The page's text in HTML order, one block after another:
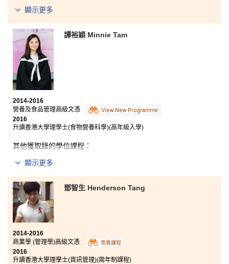
香港城市大學社會科學學士 - 犯罪學(高年級入學)
香港城市大學社會科學學士 - 心理學(高年級入學)
「書院師資優良，令我獲益良多。修讀心理學課程，讓我在這裡
找到了學習的目標和動力。除了從書本中學習外，我亦有機會參
與不同的書院活動，例如加入義工服務團和擔任學生大使，這些
經驗有助我成長。最後，我衷心感謝學生發展資源中心的每一位
學生輔導主任，有賴他們的熱心支持，我在這兩年從不孤單。」
顯示更多
譚裕穎 Minnie Tam
2014-2016
營養及食品管理高級文憑
View New Programme
2016
升讀香港大學理學士(食物營養科學)(高年級入學)
其他獲取錄的學位課程：
香港理工大學食品科技與食物安全(榮譽)理學士學位(高年
級入學)
在修讀高級文憑課程這兩年，我學到的不只是營養方面
的知識，更重要的是能將所學知識實踐運用。這個課程
提供了很多不同的課餘學習活動，例如在香港特殊奧運
會中擔任健康檢查的義工，令我獲益良多，學到的技巧
更是終生受用。雖然升讀大學的路程似乎較別人稍長，
但最終能達終點，才是最重要的。我也要感謝家人和朋
友的支持，令我達成升讀大學的願望。
顯示更多
鄧智生 Henderson Tang
2014-2016
商業學 (管理學)高級文憑
查看課程
2016
升讀香港大學理學士(資訊管理)(兩年制課程)